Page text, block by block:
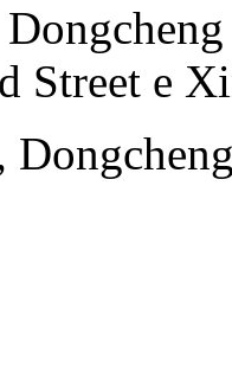
Street e